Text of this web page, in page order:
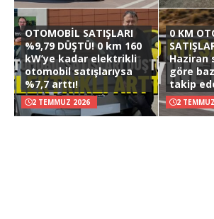
OTOMOBİL SATIŞLARI
%9,79 DÜŞTÜ! 0 km 160
kW’ye kadar elektrikli
otomobil satışlarıysa
%7,7 arttı!
2 TEMMUZ 2026
0 KM
Haziran
göre
takip
2